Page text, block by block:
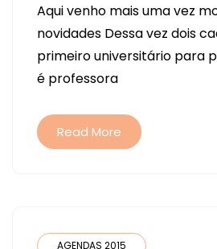
Aqui venho mais uma vez
novidades Dessa vez dois
primeiro universitário para
é professora
Read More
AGENDAS 2015